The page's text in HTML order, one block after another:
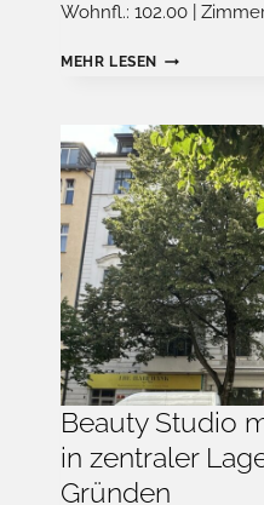
Wohnfl.: 102.00 |
MEHR LESEN
MODERNE
MIT
GROSSER D
ND H
AUSSTATTUNG
Beauty Studio
in zentraler
Gründen